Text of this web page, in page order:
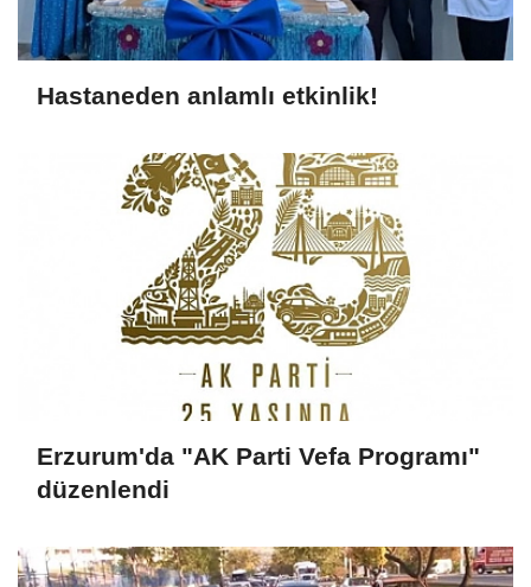
Hastaneden anlamlı etkinlik!
Erzurum'da "AK Parti Vefa Programı"
düzenlendi